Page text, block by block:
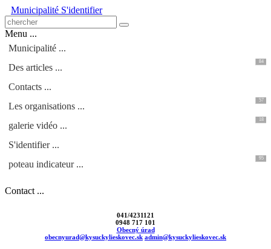
Municipalité S'identifier
Menu ...
Municipalité ...
Des articles ...
84
Contacts ...
Les organisations ...
57
galerie vidéo ...
18
S'identifier ...
poteau indicateur ...
95
Contact ...
041/4231121
0948 717 101
Obecný úrad
obecnyurad@kysuckylieskovec.sk admin@kysuckylieskovec.sk